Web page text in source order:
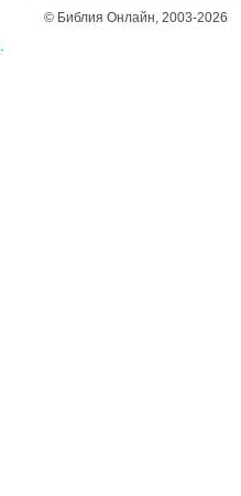
© Библия Онлайн, 2003-2026